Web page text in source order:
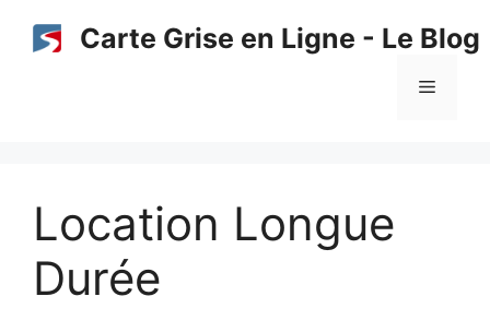
Carte Grise en Ligne - Le Blog
Menu
Location Longue
Durée